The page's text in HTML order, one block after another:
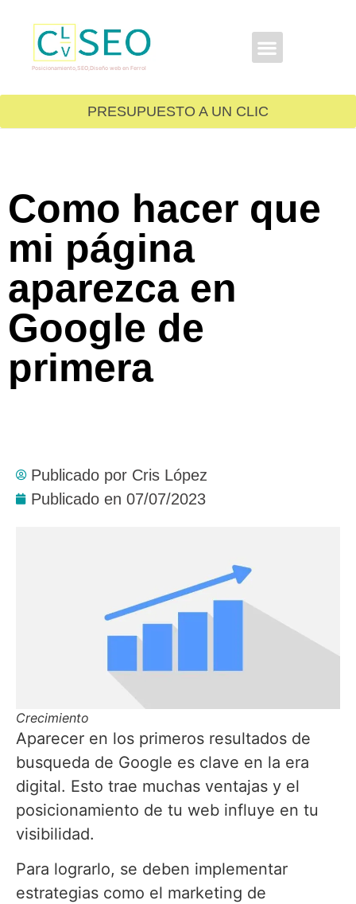
Posicionamiento,SEO,Diseño web en Ferrol
PRESUPUESTO A UN CLIC
Como hacer que
mi página
aparezca en
Google de
primera
Publicado por Cris López
Publicado en 07/07/2023
Crecimiento
Aparecer en los primeros resultados de
busqueda de Google es clave en la era
digital. Esto trae muchas ventajas y el
posicionamiento de tu web influye en tu
visibilidad.
Para lograrlo, se deben implementar
estrategias como el marketing de